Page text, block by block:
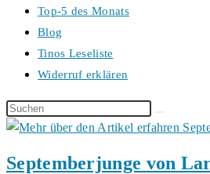
Top-5 des Monats
Blog
Tinos Leseliste
Widerruf erklären
Diese
Website
Septemberjunge von